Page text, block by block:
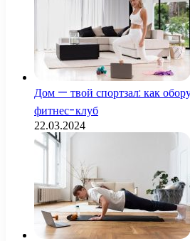
Дом — твой спортзал: как
фитнес-клуб
22.03.2024